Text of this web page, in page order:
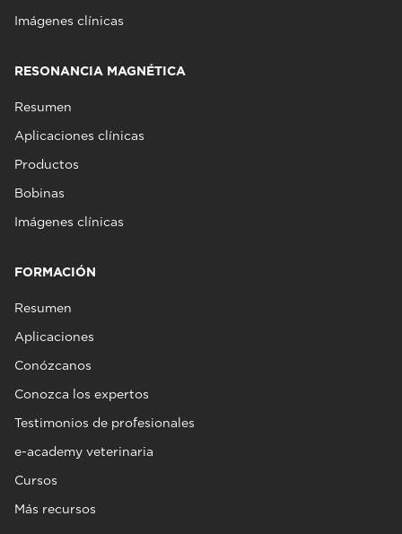
Imágenes clínicas
RESONANCIA MAGNÉTICA
Resumen
Aplicaciones clínicas
Productos
Bobinas
Imágenes clínicas
FORMACIÓN
Resumen
Aplicaciones
Conózcanos
Conozca los expertos
Testimonios de profesionales
e-academy veterinaria
Cursos
Más recursos